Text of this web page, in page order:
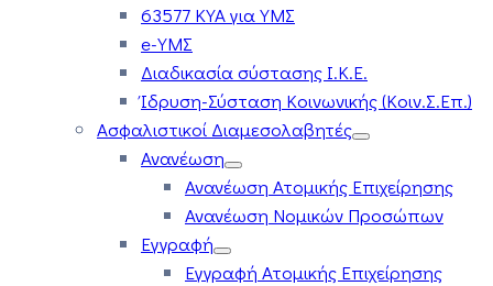
63577 ΚΥΑ για ΥΜΣ
e-ΥΜΣ
Διαδικασία σύστασης Ι.Κ.Ε.
Ίδρυση-Σύσταση Κοινωνικής (Κοιν.Σ.Επ.)
Ασφαλιστικοί Διαμεσολαβητές
Ανανέωση
Ανανέωση Ατομικής Επιχείρησης
Ανανέωση Νομικών Προσώπων
Εγγραφή
Εγγραφή Ατομικής Επιχείρησης